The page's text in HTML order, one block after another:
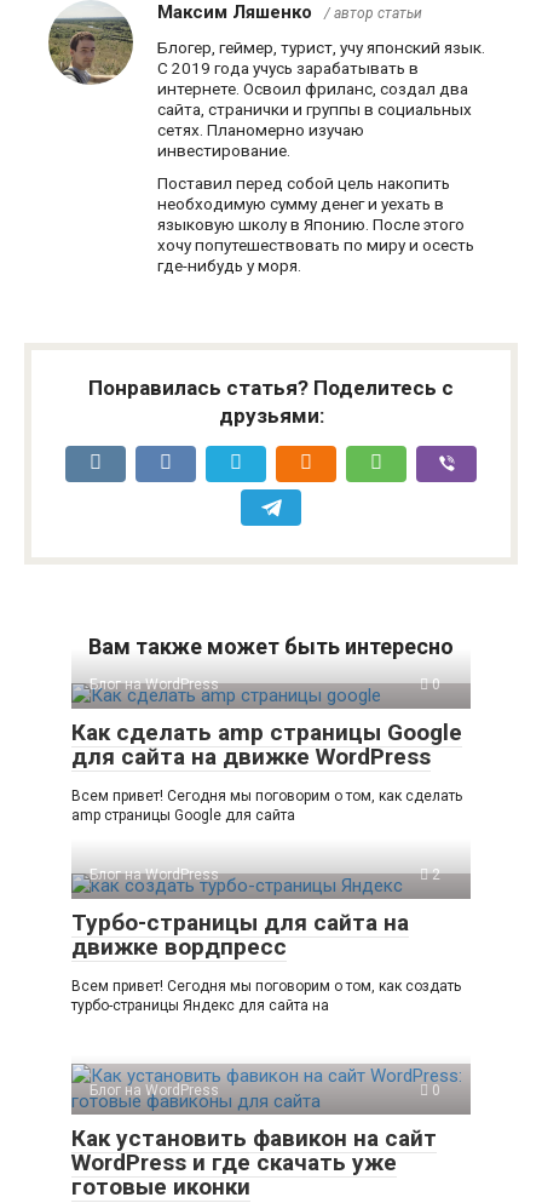
Максим Ляшенко / автор статьи
Блогер, геймер, турист, учу японский язык.
С 2019 года учусь зарабатывать в
интернете. Освоил фриланс, создал два
сайта, странички и группы в социальных
сетях. Планомерно изучаю
инвестирование.
Поставил перед собой цель накопить
необходимую сумму денег и уехать в
языковую школу в Японию. После этого
хочу попутешествовать по миру и осесть
где-нибудь у моря.
Понравилась статья? Поделитесь с
друзьями:
Вам также может быть интересно
Блог на WordPress 0
Как сделать amp страницы Google
для сайта на движке WordPress
Всем привет! Сегодня мы поговорим о том, как сделать
amp страницы Google для сайта
Блог на WordPress 2
Турбо-страницы для сайта на
движке вордпресс
Всем привет! Сегодня мы поговорим о том, как создать
турбо-страницы Яндекс для сайта на
Блог на WordPress 0
Как установить фавикон на сайт
WordPress и где скачать уже
готовые иконки